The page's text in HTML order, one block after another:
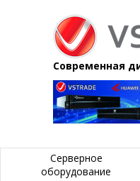
Современная
Серверное
оборудование